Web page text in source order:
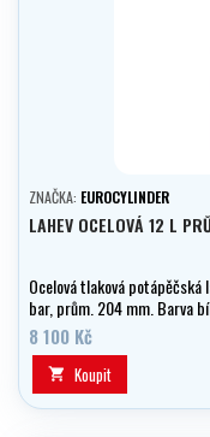
ZNAČKA: EUROCYLINDER
LAHEV OCELOVÁ 12 L
Ocelová tlaková
bar, prům. 204 mm. Barva
8 100 Kč
 Koupit